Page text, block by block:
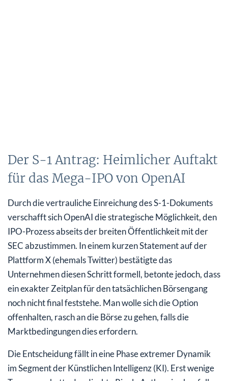
Der S-1 Antrag: Heimlicher Auftakt
für das Mega-IPO von OpenAI
Durch die vertrauliche Einreichung des S-1-Dokuments
verschafft sich OpenAI die strategische Möglichkeit, den
IPO-Prozess abseits der breiten Öffentlichkeit mit der
SEC abzustimmen. In einem kurzen Statement auf der
Plattform X (ehemals Twitter) bestätigte das
Unternehmen diesen Schritt formell, betonte jedoch, dass
ein exakter Zeitplan für den tatsächlichen Börsengang
noch nicht final feststehe. Man wolle sich die Option
offenhalten, rasch an die Börse zu gehen, falls die
Marktbedingungen dies erfordern.
Die Entscheidung fällt in eine Phase extremer Dynamik
im Segment der Künstlichen Intelligenz (KI). Erst wenige